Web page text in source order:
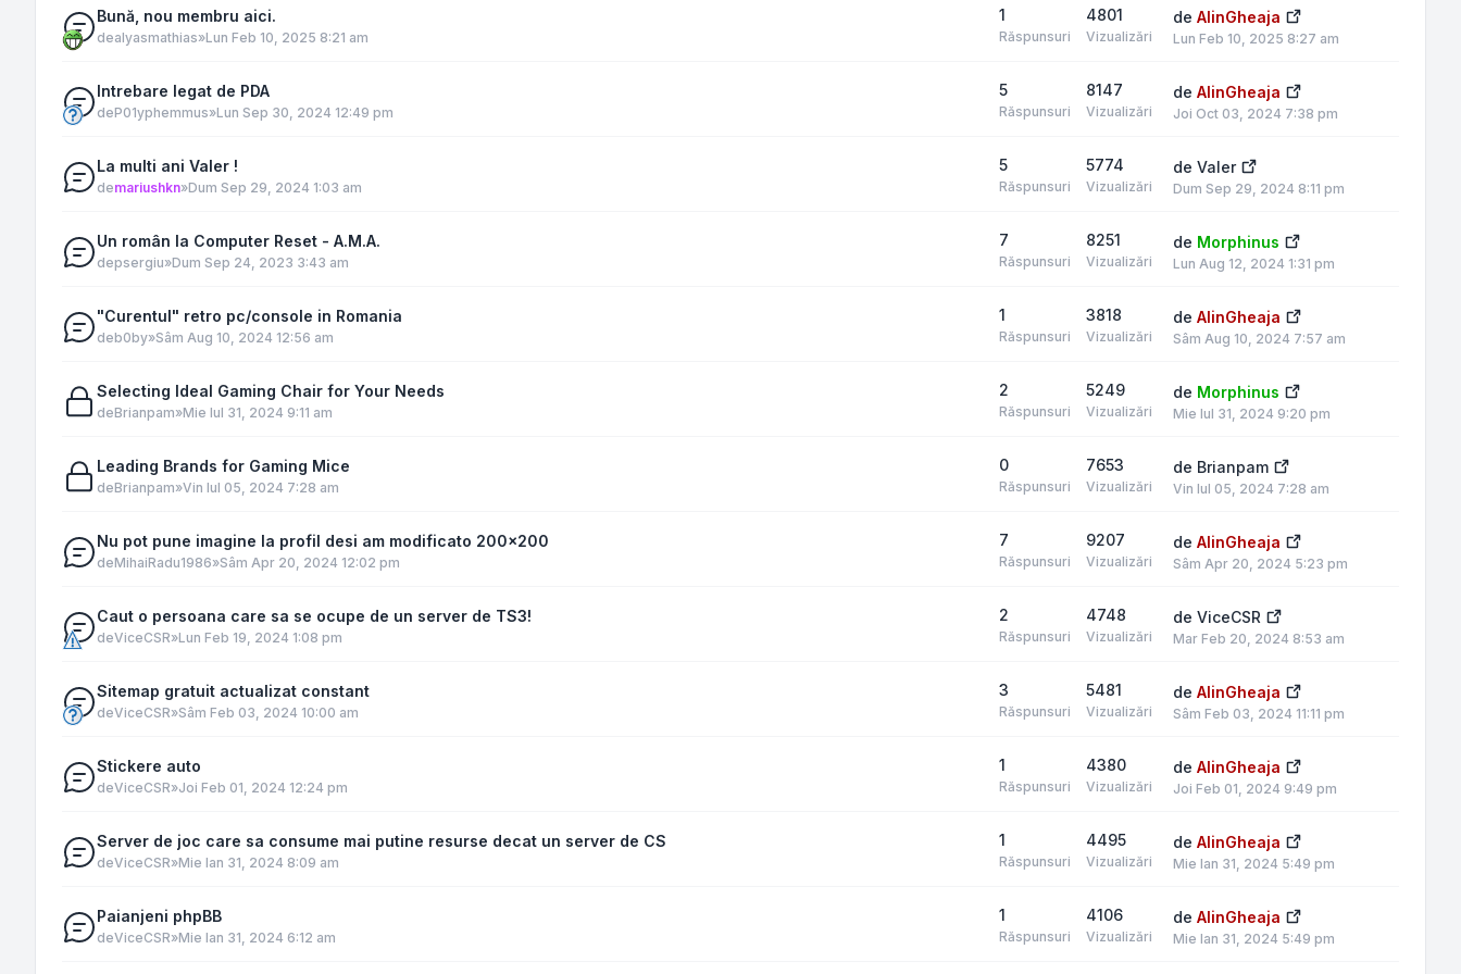
Bună, nou membru aici.
dealyasmathias»Lun Feb 10, 2025 8:21 am
1
Răspunsuri
4801
Vizualizări
de AlinGheaja
Lun Feb 10, 2025 8:27 am
Intrebare legat de PDA
deP01yphemmus»Lun Sep 30, 2024 12:49 pm
5
Răspunsuri
8147
Vizualizări
de AlinGheaja
Joi Oct 03, 2024 7:38 pm
La multi ani Valer !
demariushkn»Dum Sep 29, 2024 1:03 am
5
Răspunsuri
5774
Vizualizări
de Valer
Dum Sep 29, 2024 8:11 pm
Un român la Computer Reset - A.M.A.
depsergiu»Dum Sep 24, 2023 3:43 am
7
Răspunsuri
8251
Vizualizări
de Morphinus
Lun Aug 12, 2024 1:31 pm
"Curentul" retro pc/console in Romania
deb0by»Sâm Aug 10, 2024 12:56 am
1
Răspunsuri
3818
Vizualizări
de AlinGheaja
Sâm Aug 10, 2024 7:57 am
Selecting Ideal Gaming Chair for Your Needs
deBrianpam»Mie Iul 31, 2024 9:11 am
2
Răspunsuri
5249
Vizualizări
de Morphinus
Mie Iul 31, 2024 9:20 pm
Leading Brands for Gaming Mice
deBrianpam»Vin Iul 05, 2024 7:28 am
0
Răspunsuri
7653
Vizualizări
de Brianpam
Vin Iul 05, 2024 7:28 am
Nu pot pune imagine la profil desi am modificato 200x200
deMihaiRadu1986»Sâm Apr 20, 2024 12:02 pm
7
Răspunsuri
9207
Vizualizări
de AlinGheaja
Sâm Apr 20, 2024 5:23 pm
Caut o persoana care sa se ocupe de un server de TS3!
deViceCSR»Lun Feb 19, 2024 1:08 pm
2
Răspunsuri
4748
Vizualizări
de ViceCSR
Mar Feb 20, 2024 8:53 am
Sitemap gratuit actualizat constant
deViceCSR»Sâm Feb 03, 2024 10:00 am
3
Răspunsuri
5481
Vizualizări
de AlinGheaja
Sâm Feb 03, 2024 11:11 pm
Stickere auto
deViceCSR»Joi Feb 01, 2024 12:24 pm
1
Răspunsuri
4380
Vizualizări
de AlinGheaja
Joi Feb 01, 2024 9:49 pm
Server de joc care sa consume mai putine resurse decat un server de CS
deViceCSR»Mie Ian 31, 2024 8:09 am
1
Răspunsuri
4495
Vizualizări
de AlinGheaja
Mie Ian 31, 2024 5:49 pm
Paianjeni phpBB
deViceCSR»Mie Ian 31, 2024 6:12 am
1
Răspunsuri
4106
Vizualizări
de AlinGheaja
Mie Ian 31, 2024 5:49 pm